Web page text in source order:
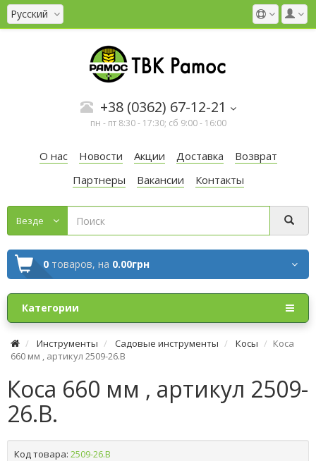
Русский
+38 (0362) 67-12-21
пн - пт 8:30 - 17:30; сб 9:00 - 16:00
О нас Новости Акции Доставка
Возврат
Партнеры
Вакансии Контакты
Везде
0 товаров, на 0.00грн
Категории
Инструменты Садовые инструменты Косы
Коса
660 мм , артикул 2509-26.B
Коса 660 мм , артикул 2509-
26.B.
Код товара: 2509-26.B